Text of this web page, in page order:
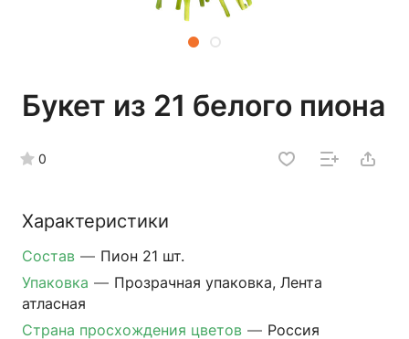
Букет из 21 белого пиона
0
Характеристики
Состав — Пион 21 шт.
Упаковка — Прозрачная упаковка, Лента
атласная
Страна просхождения цветов — Россия